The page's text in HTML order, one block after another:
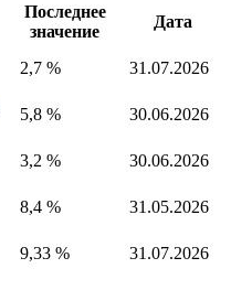
Последнее
значение
Дата
2,7 %
31.07.2026
5,8 %
30.06.2026
3,2 %
30.06.2026
8,4 %
31.05.2026
9,33 %
31.07.2026